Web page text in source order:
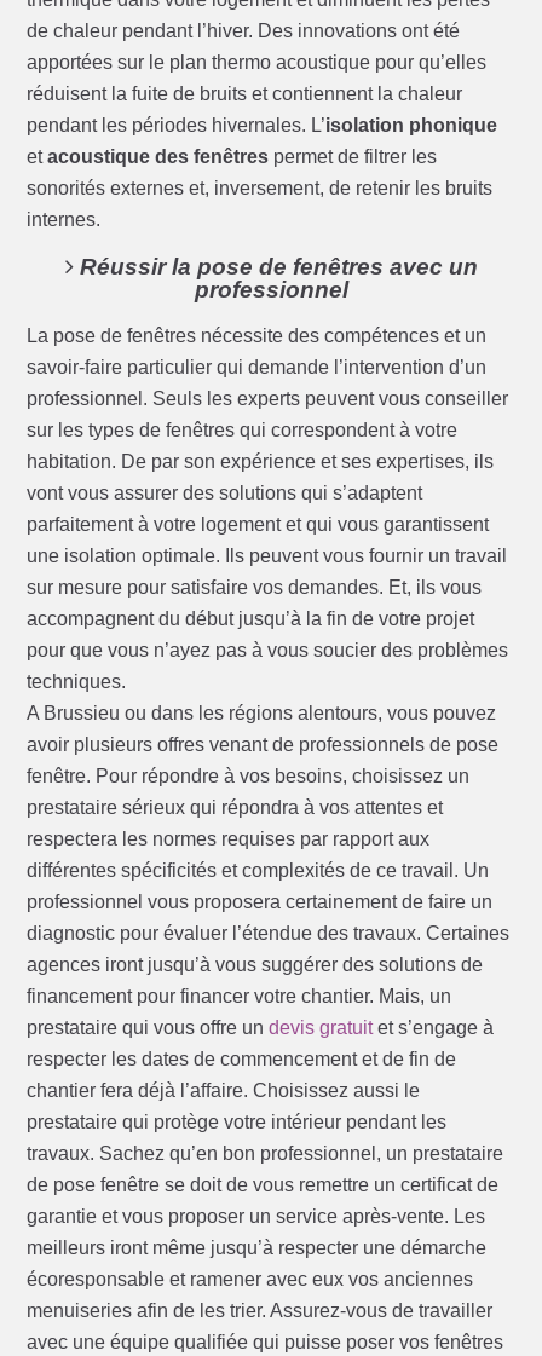
de chaleur pendant l’hiver. Des innovations ont été
apportées sur le plan thermo acoustique pour qu’elles
réduisent la fuite de bruits et contiennent la chaleur
pendant les périodes hivernales. L’isolation phonique
etacoustique des fenêtres permet de filtrer les
sonorités externes et, inversement, de retenir les bruits
internes.
Réussir la pose de fenêtres avec un
professionnel
La pose de fenêtres nécessite des compétences et un
savoir-faire particulier qui demande l’intervention d’un
professionnel. Seuls les experts peuvent vous conseiller
sur les types de fenêtres qui correspondent à votre
habitation. De par son expérience et ses expertises, ils
vont vous assurer des solutions qui s’adaptent
parfaitement à votre logement et qui vous garantissent
une isolation optimale. Ils peuvent vous fournir un travail
sur mesure pour satisfaire vos demandes. Et, ils vous
accompagnent du début jusqu’à la fin de votre projet
pour que vous n’ayez pas à vous soucier des problèmes
techniques.
A Brussieu ou dans les régions alentours, vous pouvez
avoir plusieurs offres venant de professionnels de pose
fenêtre. Pour répondre à vos besoins, choisissez un
prestataire sérieux qui répondra à vos attentes et
respectera les normes requises par rapport aux
différentes spécificités et complexités de ce travail. Un
professionnel vous proposera certainement de faire un
diagnostic pour évaluer l’étendue des travaux. Certaines
agences iront jusqu’à vous suggérer des solutions de
financement pour financer votre chantier. Mais, un
prestataire qui vous offre undevis gratuitet s’engage à
respecter les dates de commencement et de fin de
chantier fera déjà l’affaire. Choisissez aussi le
prestataire qui protège votre intérieur pendant les
travaux. Sachez qu’en bon professionnel, un prestataire
de pose fenêtre se doit de vous remettre un certificat de
garantie et vous proposer un service après-vente. Les
meilleurs iront même jusqu’à respecter une démarche
écoresponsable et ramener avec eux vos anciennes
menuiseries afin de les trier. Assurez-vous de travailler
avec une équipe qualifiée qui puisse poser vos fenêtres